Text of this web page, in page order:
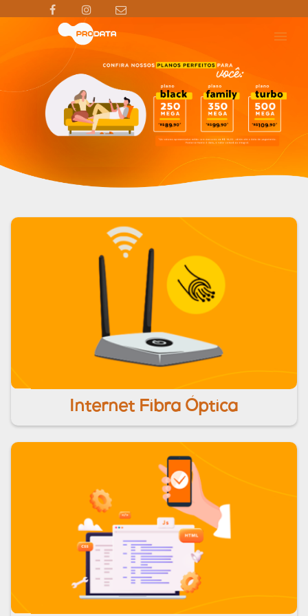
Sua Internet Fibra com mais velocidade e diversão
para toda sua família. Consulte já nossos planos!
Internet Fibra Óptica